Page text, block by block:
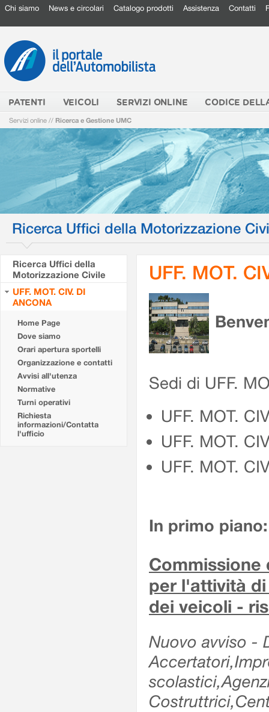
Chi siamo News e circolari Catalogo prodotti Assistenza Contatti
PATENTI VEICOLI SERVIZI ONLINE CODICE
Servizi online // Ricerca e Gestione UMC
Ricerca Uffici della Motorizzazione
Ricerca Uffici della
Motorizzazione Civile
UFF. MOT. CIV. DI
ANCONA
Home Page
Dove siamo
Orari apertura sportelli
Organizzazione e contatti
Avvisi all'utenza
Normative
Turni operativi
Richiesta
informazioni/Contatta
l'ufficio
UFF. MOT.
Sedi di UFF.
UFF. MOT.
UFF. MOT.
UFF. MOT.
In primo piano:
per l'attività
dei veicoli -
Nuovo avviso -